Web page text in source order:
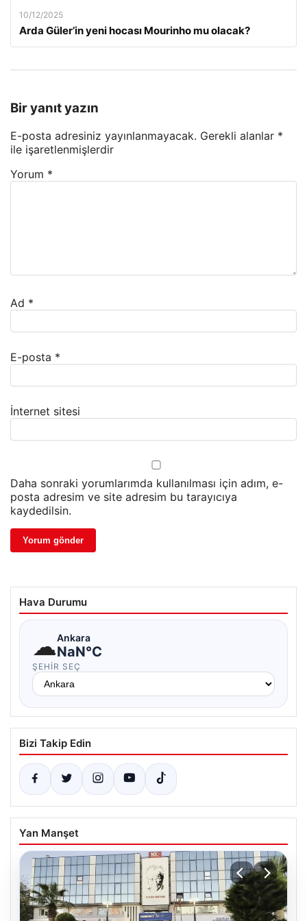
10/12/2025
Arda Güler’in yeni hocası Mourinho mu olacak?
Bir yanıt yazın
E-posta adresiniz yayınlanmayacak. Gerekli alanlar *
ile işaretlenmişlerdir
Yorum *
Ad *
E-posta *
İnternet sitesi
Daha sonraki yorumlarımda kullanılması için adım, e-
posta adresim ve site adresim bu tarayıcıya
kaydedilsin.
Hava Durumu
☁Ankara
NaN°C
ŞEHIR SEÇ
Bizi Takip Edin
Yan Manşet